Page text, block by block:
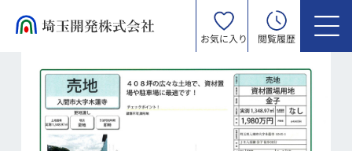
お気に入り 閲覧履歴